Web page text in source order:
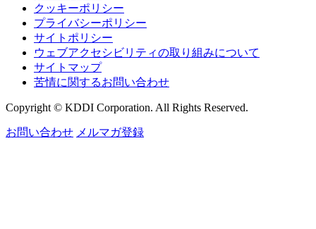
クッキーポリシー
プライバシーポリシー
サイトポリシー
ウェブアクセシビリティの取り組みについて
サイトマップ
苦情に関するお問い合わせ
Copyright © KDDI Corporation. All Rights Reserved.
お問い合わせ メルマガ登録